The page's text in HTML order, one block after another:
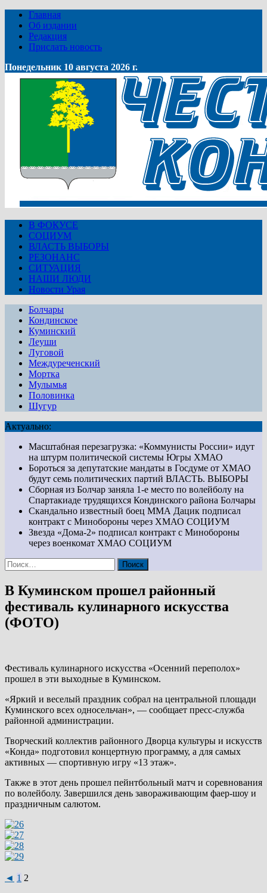
Главная
Об издании
Редакция
Прислать новость
Понедельник 10 августа 2026 г.
В ФОКУСЕ
СОЦИУМ
ВЛАСТЬ ВЫБОРЫ
РЕЗОНАНС
СИТУАЦИЯ
НАШИ ЛЮДИ
Новости Урая
Болчары
Кондинское
Куминский
Леуши
Луговой
Междуреченский
Мортка
Мулымья
Половинка
Шугур
Актуально:
Масштабная перезагрузка: «Коммунисты России» идут
на штурм политической системы Югры ХМАО
Бороться за депутатские мандаты в Госдуме от ХМАО
будут семь политических партий ВЛАСТЬ. ВЫБОРЫ
Сборная из Болчар заняла 1-е место по волейболу на
Спартакиаде трудящихся Кондинского района Болчары
Скандально известный боец ММА Дацик подписал
контракт с Минобороны через ХМАО СОЦИУМ
Звезда «Дома-2» подписал контракт с Минобороны
через военкомат ХМАО СОЦИУМ
Найти:
В Куминском прошел районный
фестиваль кулинарного искусства
(ФОТО)
Фестиваль кулинарного искусства «Осенний переполох»
прошел в эти выходные в Куминском.
«Яркий и веселый праздник собрал на центральной площади
Куминского всех односельчан», — сообщает пресс-служба
районной администрации.
Творческий коллектив районного Дворца культуры и искусств
«Конда» подготовил концертную программу, а для самых
активных — спортивную игру «13 этаж».
Также в этот день прошел пейнтбольный матч и соревнования
по волейболу. Завершился день завораживающим фаер-шоу и
праздничным салютом.
◄ 1 2